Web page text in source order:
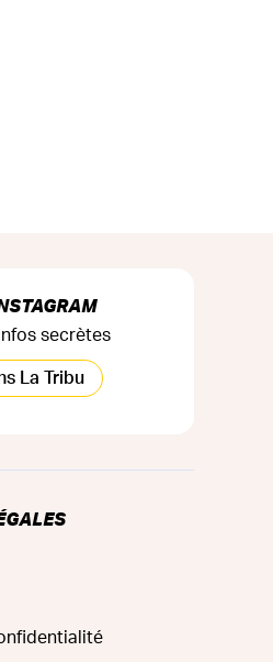
secrètes
La Tribu